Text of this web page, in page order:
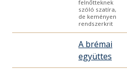
felnőtteknek
szóló szatíra,
de keményen
rendszerkrit
A brémai
együttes